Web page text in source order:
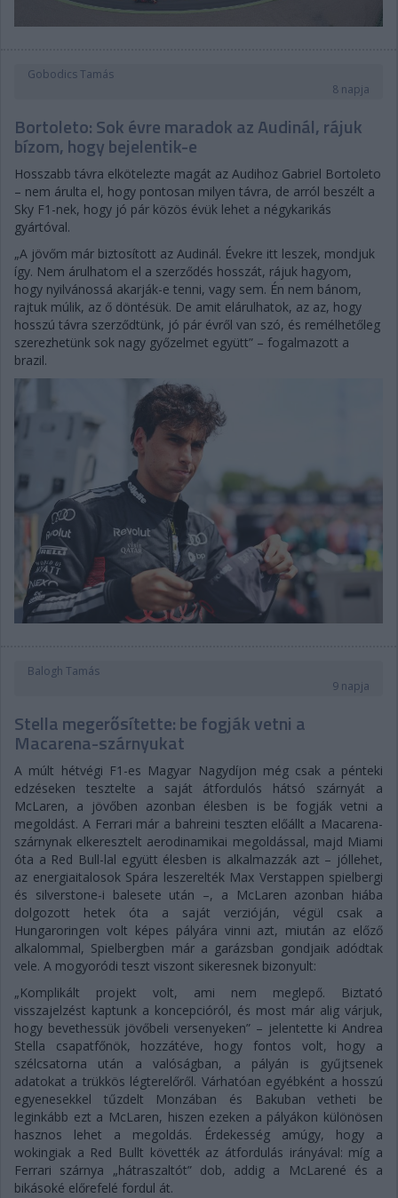
Gobodics Tamás
8 napja
Bortoleto: Sok évre maradok az Audinál, rájuk
bízom, hogy bejelentik-e
Hosszabb távra elkötelezte magát az Audihoz Gabriel Bortoleto
– nem árulta el, hogy pontosan milyen távra, de arról beszélt a
Sky F1-nek, hogy jó pár közös évük lehet a négykarikás
gyártóval.
„A jövőm már biztosított az Audinál. Évekre itt leszek, mondjuk
így. Nem árulhatom el a szerződés hosszát, rájuk hagyom,
hogy nyilvánossá akarják-e tenni, vagy sem. Én nem bánom,
rajtuk múlik, az ő döntésük. De amit elárulhatok, az az, hogy
hosszú távra szerződtünk, jó pár évről van szó, és remélhetőleg
szerezhetünk sok nagy győzelmet együtt” – fogalmazott a
brazil.
Balogh Tamás
9 napja
Stella megerősítette: be fogják vetni a
Macarena-szárnyukat
A múlt hétvégi F1-es Magyar Nagydíjon még csak a pénteki
edzéseken tesztelte a saját átfordulós hátsó szárnyát a
McLaren, a jövőben azonban élesben is be fogják vetni a
megoldást. A Ferrari már a bahreini teszten előállt a Macarena-
szárnynak elkeresztelt aerodinamikai megoldással, majd Miami
óta a Red Bull-lal együtt élesben is alkalmazzák azt – jóllehet,
az energiaitalosok Spára leszerelték Max Verstappen spielbergi
és silverstone-i balesete után –, a McLaren azonban hiába
dolgozott hetek óta a saját verzióján, végül csak a
Hungaroringen volt képes pályára vinni azt, miután az előző
alkalommal, Spielbergben már a garázsban gondjaik adódtak
vele. A mogyoródi teszt viszont sikeresnek bizonyult:
„Komplikált projekt volt, ami nem meglepő. Biztató
visszajelzést kaptunk a koncepcióról, és most már alig várjuk,
hogy bevethessük jövőbeli versenyeken” – jelentette ki Andrea
Stella csapatfőnök, hozzátéve, hogy fontos volt, hogy a
szélcsatorna után a valóságban, a pályán is gyűjtsenek
adatokat a trükkös légterelőről. Várhatóan egyébként a hosszú
egyenesekkel tűzdelt Monzában és Bakuban vetheti be
leginkább ezt a McLaren, hiszen ezeken a pályákon különösen
hasznos lehet a megoldás. Érdekesség amúgy, hogy a
wokingiak a Red Bullt követték az átfordulás irányával: míg a
Ferrari szárnya „hátraszaltót” dob, addig a McLarené és a
bikásoké előrefelé fordul át.